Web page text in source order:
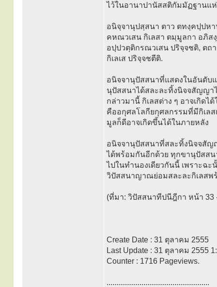
ไว้ในอานาปานัสสติกัมมัฏฐานแ
อนิจฺจานุปสฺสนา ตาว ตทงฺคปฺปห
คหณวเสน กิเลสา ตมฺมูลกา อภิส
อปฺปวตฺติกรณวเสน ปริจฺจชติ, ตถ
กิเลเส ปริจฺจชตีติ.
อนิจจานุปัสสนาที่แสดงในอันดับ
นุปัสสนาได้สละละทิ้งนิจจสัญญา
กล่าวมานี้ กิเลสต่าง ๆ อาจเกิด
คืออกุศลโลกียกุศลกรรมที่มีกิเล
มูลก็ดีอาจเกิดขึ้นได้ในภายหลัง
อนิจจานุปัสสนาที่สละทิ้งนิจจสัญ
ได้พร้อมกันอีกด้วย ทุกขานุปัสส
ไปในทำนองเดียวกันนี้ เพราะฉ
วิปัสสนาญาณย่อมสละละกิเลสพ
(ที่มา: วิปัสสนาทีปนีฎีกา หน้า 33
Create Date : 31 ตุลาคม 2555
Last Update : 31 ตุลาคม 2555
Counter : 1716 Pageviews.
.....................................................